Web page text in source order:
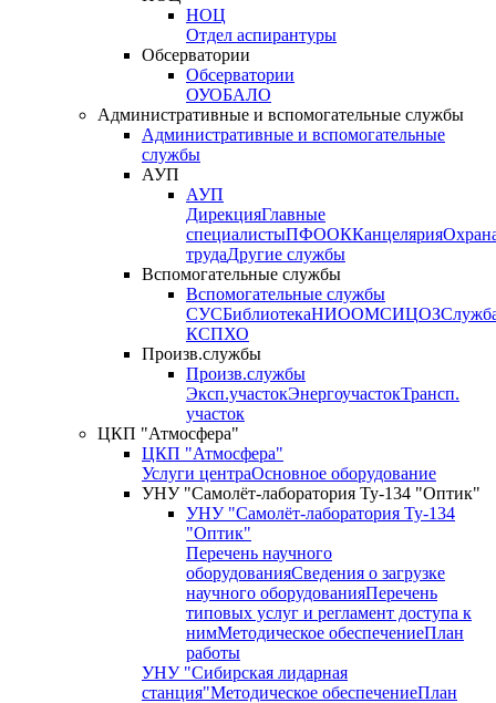
НОЦ
Отдел аспирантуры
Обсерватории
Обсерватории
ОУОБАЛО
Административные и вспомогательные службы
Административные и вспомогательные
службы
АУП
АУП
ДирекцияГлавные
специалистыПФООККанцелярия
трудаДругие службы
Вспомогательные службы
Вспомогательные службы
СУСБиблиотекаНИООМСИЦОЗ
КСПХО
Произв.службы
Произв.службы
Эксп.участокЭнергоучастокТрансп.
участок
ЦКП "Атмосфера"
ЦКП "Атмосфера"
Услуги центраОсновное оборудование
УНУ "Самолёт-лаборатория Ту-134 "Оптик"
УНУ "Самолёт-лаборатория Ту-134
"Оптик"
Перечень научного
оборудованияСведения о загрузке
научного оборудованияПеречень
типовых услуг и регламент доступа к
нимМетодическое обеспечениеПлан
работы
УНУ "Сибирская лидарная
станция"Методическое обеспечениеПлан